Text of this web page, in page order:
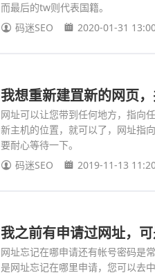
而最后的tw则代表国籍。
码迷SEO
2020-01-31
我想重新建罝新的网页
网址可以让您带到任何地方，指向
新主机的位置，就可以了，网址指
要耐心等待一下。
码迷SEO
2019-11-13
我之前有申请过网址，
网址忘记在哪申请还有帐号密码是
是网址忘记在哪里申请，您可以去